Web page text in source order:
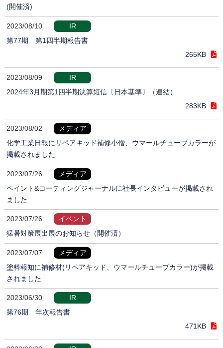
(開催済)
2023/08/10
IR
第77期 第1四半期報告書
265KB
2023/08/09
IR
2024年3月期第1四半期決算短信〔日本基準〕（連結）
283KB
2023/08/02
メディア
化学工業日報にリペアキッド補修小僧、ウマールチューブカラーが
掲載されました
2023/07/26
メディア
ペイント&コーティングジャーナルに社長インタビューが掲載され
ました
2023/07/26
イベント
猛暑対策展出展のお知らせ（開催済）
2023/07/07
メディア
塗料報知に補修材(リペアキッド、ウマールチューブカラー)が掲載
されました
2023/06/30
IR
第76期 年次報告書
471KB